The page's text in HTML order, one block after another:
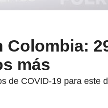
Colombia:
más
de COVID-19 para este